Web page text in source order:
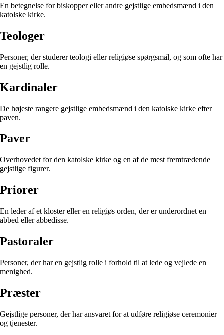
En betegnelse for biskopper eller andre gejstlige embedsmænd i den
katolske kirke.
Teologer
Personer, der studerer teologi eller religiøse spørgsmål, og som ofte har
en gejstlig rolle.
Kardinaler
De højeste rangere gejstlige embedsmænd i den katolske kirke efter
paven.
Paver
Overhovedet for den katolske kirke og en af de mest fremtrædende
gejstlige figurer.
Priorer
En leder af et kloster eller en religiøs orden, der er underordnet en
abbed eller abbedisse.
Pastoraler
Personer, der har en gejstlig rolle i forhold til at lede og vejlede en
menighed.
Præster
Gejstlige personer, der har ansvaret for at udføre religiøse ceremonier
og tjenester.